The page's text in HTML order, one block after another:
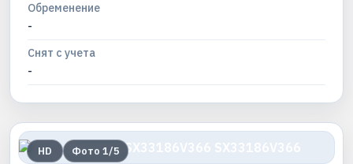
Обременение
-
Снят с учета
-
HD Фото 1/5